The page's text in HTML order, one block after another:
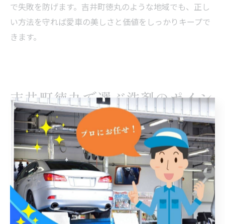
で失敗を防げます。吉井町徳丸のような地域でも、正し
い方法を守れば愛車の美しさと価値をしっかりキープで
きます。
吉井町徳丸で選ぶ洗剤のポイン
ト
洗車用洗剤の選び方と成分の特徴を解説
洗車用洗剤を選ぶ際には、用途や愛車の塗装状態に合わ
せて成分を確認することが重要です。代表的な洗車用洗
剤には、中性タイプと弱アルカリ性タイプがあり、中性
タイプは塗装やコーティングに優しく、日常的な汚れ落